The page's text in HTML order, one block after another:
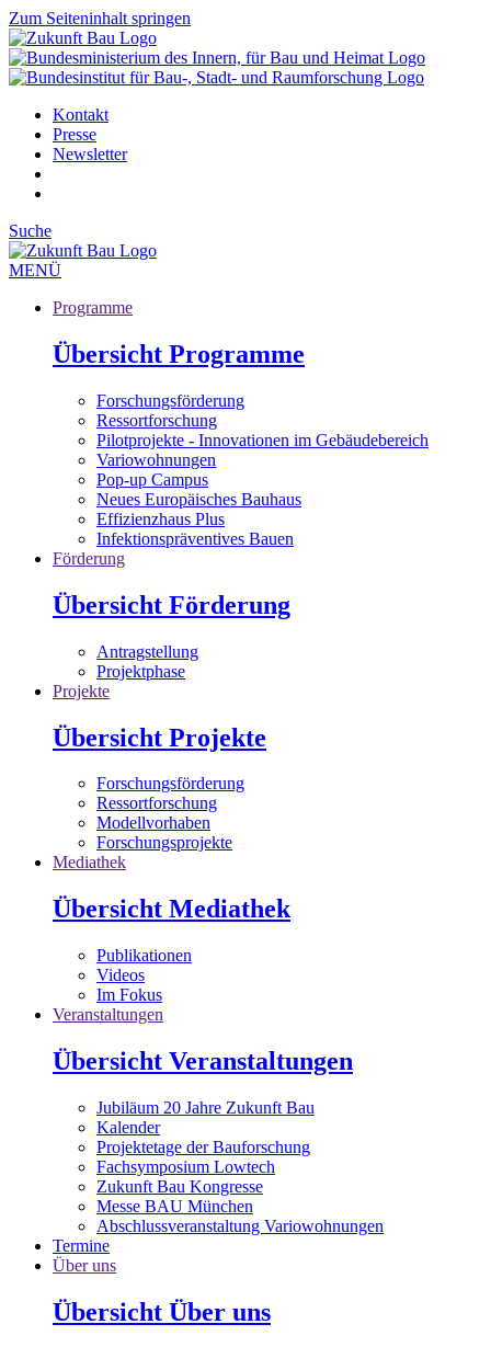
Zum Seiteninhalt springen
Kontakt
Presse
Newsletter
Suche
MENÜ
Programme
Übersicht Programme
Forschungsförderung
Ressortforschung
Pilotprojekte - Innovationen im Gebäudebereich
Variowohnungen
Pop-up Campus
Neues Europäisches Bauhaus
Effizienzhaus Plus
Infektionspräventives Bauen
Förderung
Übersicht Förderung
Antragstellung
Projektphase
Projekte
Übersicht Projekte
Forschungsförderung
Ressortforschung
Modellvorhaben
Forschungsprojekte
Mediathek
Übersicht Mediathek
Publikationen
Videos
Im Fokus
Veranstaltungen
Übersicht Veranstaltungen
Jubiläum 20 Jahre Zukunft Bau
Kalender
Projektetage der Bauforschung
Fachsymposium Lowtech
Zukunft Bau Kongresse
Messe BAU München
Abschlussveranstaltung Variowohnungen
Termine
Über uns
Übersicht Über uns